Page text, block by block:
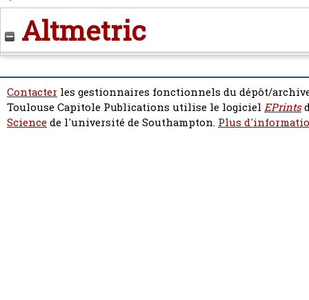
Altmetric
Contacter les gestionnaires fonctionnels du dépôt/
Toulouse Capitole Publications utilise le logiciel EPrints
Sciencede l'université de Southampton. Plus